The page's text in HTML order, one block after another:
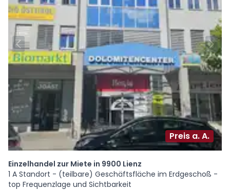
Preis a. A.
Einzelhandel zur Miete in 9900 Lienz
1 A Standort - (teilbare) Geschäftsfläche im Erdgeschoß -
top Frequenzlage und Sichtbarkeit